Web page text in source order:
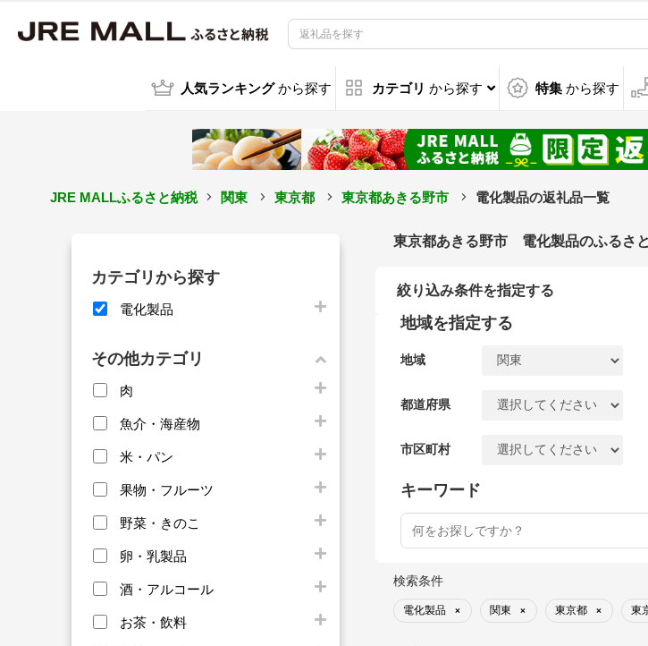
人気ランキング から探す カテゴリ から探す 特集 から探す
JRE MALLふるさと納税 関東 東京都 東京都あきる野市 電化製品の返礼品一覧
カテゴリから探す
電化製品
その他カテゴリ
肉
魚介・海産物
米・パン
果物・フルーツ
野菜・きのこ
卵・乳製品
酒・アルコール
お茶・飲料
東京都あきる野市 電化製品のふるさ
絞り込み条件を指定する
地域を指定する
地域
都道府県
市区町村
キーワード
検索条件
電化製品 × 関東 × 東京都 × 東